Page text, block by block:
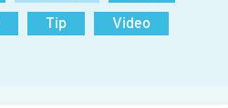
Tip
Video